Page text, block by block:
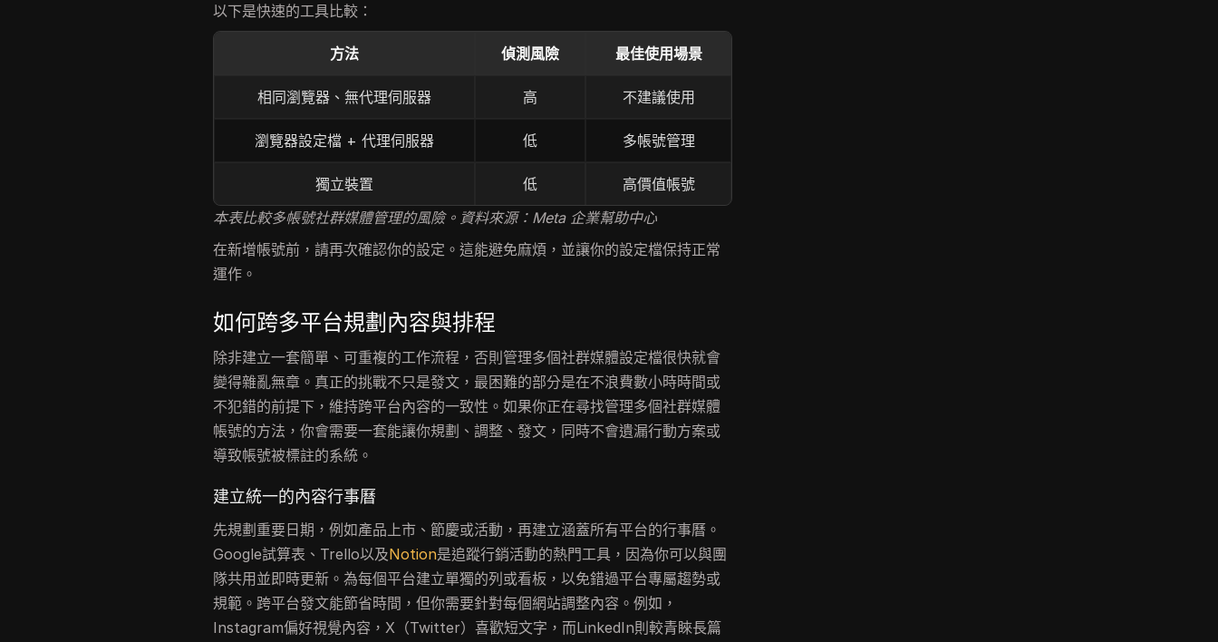
以下是快速的工具比較：
方法 偵測風險 最佳使用場景
相同瀏覽器、無代理伺服器 高 不建議使用
瀏覽器設定檔 + 代理伺服器 低 多帳號管理
獨立裝置 低
高價值帳號
本表比較多帳號社群媒體管理的風險。資料來源：Meta 企業幫助中心
在新增帳號前，請再次確認你的設定。這能避免麻煩，並讓你的設定檔保持正常
運作。
如何跨多平台規劃內容與排程
除非建立一套簡單、可重複的工作流程，否則管理多個社群媒體設定檔很快就會
變得雜亂無章。真正的挑戰不只是發文，最困難的部分是在不浪費數小時時間或
不犯錯的前提下，維持跨平台內容的一致性。如果你正在尋找管理多個社群媒體
帳號的方法，你會需要一套能讓你規劃、調整、發文，同時不會遺漏行動方案或
導致帳號被標註的系統。
建立統一的內容行事曆
先規劃重要日期，例如產品上市、節慶或活動，再建立涵蓋所有平台的行事曆。
Google試算表、Trello以及Notion是追蹤行銷活動的熱門工具，因為你可以與團
隊共用並即時更新。為每個平台建立單獨的列或看板，以免錯過平台專屬趨勢或
規範。跨平台發文能節省時間，但你需要針對每個網站調整內容。例如，
Instagram偏好視覺內容，X（Twitter）喜歡短文字，而LinkedIn則較青睞長篇